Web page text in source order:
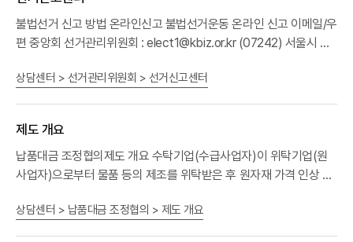
불법선거 신고 방법 온라인신고 불법선거운동 온라인 신고 이메일/우
편 중앙회 선거관리위원회 : elect1@kbiz.or.kr (07242) 서울시 영
원회 불법선거운동 신고서(문서 접수) 팩스 02. 782. 5983 불법선
원회 전화02 - 2124 - 3373
상담센터 > 선거관리위원회 > 선거신고센터
제도 개요
납품대금 조정협의제도 개요 수탁기업(수급사업자)이 위탁기업(원
사업자)으로부터 물품 등의 제조를 위탁받은 후 원자재 가격 인상 등
납품대금 조정을 협의할 수 있는 제도 납품대금 연동 조정협의 지원
상담센터 > 납품대금 조정협의 > 제도 개요